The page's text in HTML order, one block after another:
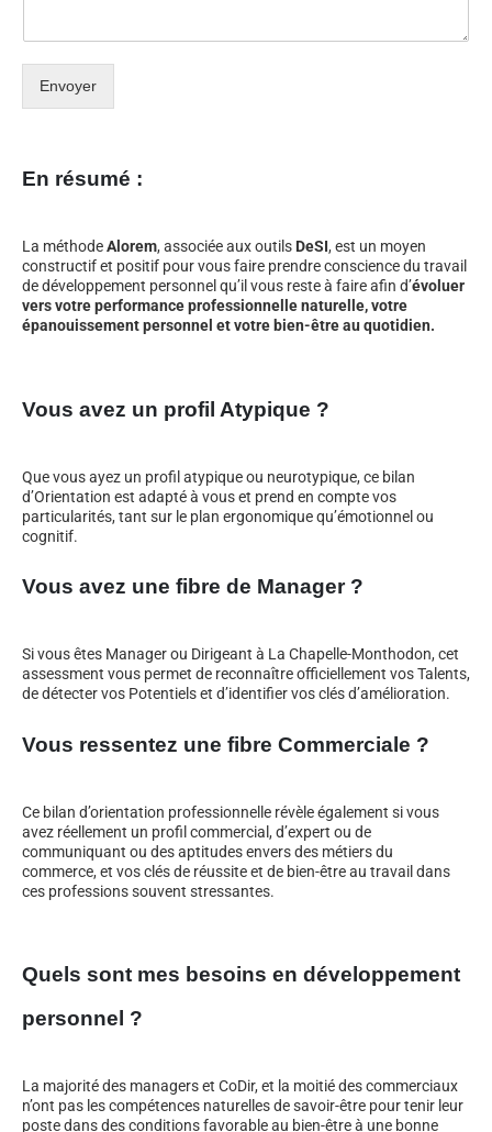
Envoyer
En résumé :
La méthodeAlorem, associée aux outils DeSI, est un moyen
constructif et positif pour vous faire prendre conscience du travail
de développement personnel qu’il vous reste à faire afin d’évoluer
vers votre performance professionnelle naturelle, votre
épanouissement personnel et votre bien-être au quotidien.
Vous avez un profil Atypique ?
Que vous ayez un profil atypique ou neurotypique, ce bilan
d’Orientation est adapté à vous et prend en compte vos
particularités, tant sur le plan ergonomique qu’émotionnel ou
cognitif.
Vous avez une fibre de Manager ?
Si vous êtes Manager ou Dirigeant à La Chapelle-Monthodon, cet
assessment vous permet de reconnaître officiellement vos Talents,
de détecter vos Potentiels et d’identifier vos clés d’amélioration.
Vous ressentez une fibre Commerciale ?
Ce bilan d’orientation professionnelle révèle également si vous
avez réellement un profil commercial, d’expert ou de
communiquant ou des aptitudes envers des métiers du
commerce, et vos clés de réussite et de bien-être au travail dans
ces professions souvent stressantes.
Quels sont mes besoins en développement
personnel ?
La majorité des managers et CoDir, et la moitié des commerciaux
n’ont pas les compétences naturelles de savoir-être pour tenir leur
poste dans des conditions favorable au bien-être à une bonne